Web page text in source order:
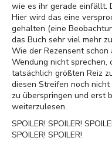
wie es ihr gerade einfällt.
Hier wird das eine
gehalten (eine
das Buch sehr viel mehr
Wie der Rezensent
Wendung nicht sprechen,
tatsächlich größten Reiz
diesen Streifen noch
zu überspringen und erst
weiterzulesen.
SPOILER! SPOILER!
SPOILER! SPOILER!